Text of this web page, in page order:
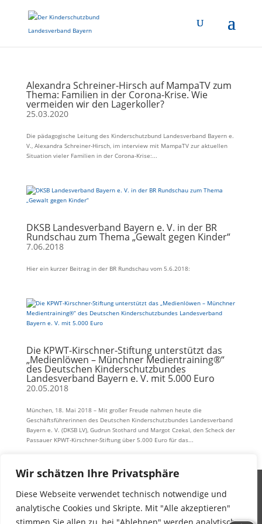
Wir schätzen Ihre Privatsphäre
Diese Webseite verwendet technisch notwendige und
analytische Cookies und Skripte. Mit "Alle akzeptieren"
Alexandra Schreiner-Hirsch auf MampaTV zum
Thema: Familien in der Corona-Krise. Wie
vermeiden wir den Lagerkoller?
25.03.2020
Die pädagogische Leitung des Kinderschutzbund Landesverband Bayern e.
V., Alexandra Schreiner-Hirsch, im interview mit MampaTV zur aktuellen
Situation vieler Familien in der Corona-Krise:...
DKSB Landesverband Bayern e. V. in der BR
Rundschau zum Thema „Gewalt gegen Kinder“
7.06.2018
Hier ein kurzer Beitrag in der BR Rundschau vom 5.6.2018:
Die KPWT-Kirschner-Stiftung unterstützt das
„Medienlöwen – Münchner Medientraining®“
des Deutschen Kinderschutzbundes
Landesverband Bayern e. V. mit 5.000 Euro
20.05.2018
München, 18. Mai 2018 – Mit großer Freude nahmen heute die
Geschäftsführerinnen des Deutschen Kinderschutzbundes Landesverband
Bayern e. V. (DKSB LV), Gudrun Stothard und Margot Czekal, den Scheck der
Passauer KPWT-Kirschner-Stiftung über 5.000 Euro für das...
Impressum
Datenschutz